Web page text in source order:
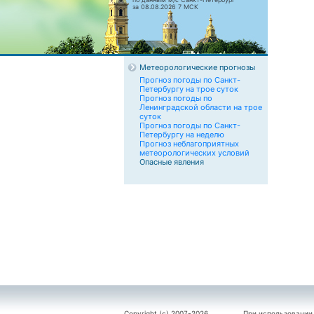
за 08.08.2026 7 МСК
Метеорологические прогнозы
Прогноз погоды по Санкт-
Петербургу на трое суток
Прогноз погоды по
Ленинградской области на трое
суток
Прогноз погоды по Санкт-
Петербургу на неделю
Прогноз неблагоприятных
метеорологических условий
Опасные явления